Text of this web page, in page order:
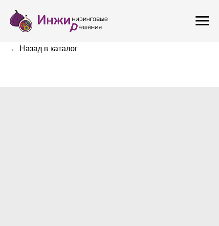
← Назад в каталог